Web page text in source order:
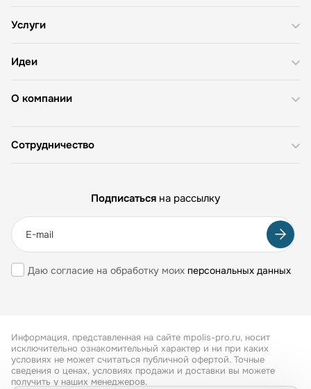
О компании
Услуги
Идеи
Сотрудничество
Подписаться на рассылку
Даю согласие на обработку моих персональных данных
Информация, представленная на сайте mpolis-pro.ru, носит
исключительно ознакомительный характер и ни при каких
условиях не может считаться публичной офертой. Точные
сведения о ценах, условиях продажи и доставки вы можете
получить у наших менеджеров.